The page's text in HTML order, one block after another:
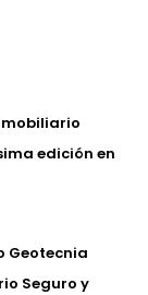
edición en
Geotecnia
Seguro y